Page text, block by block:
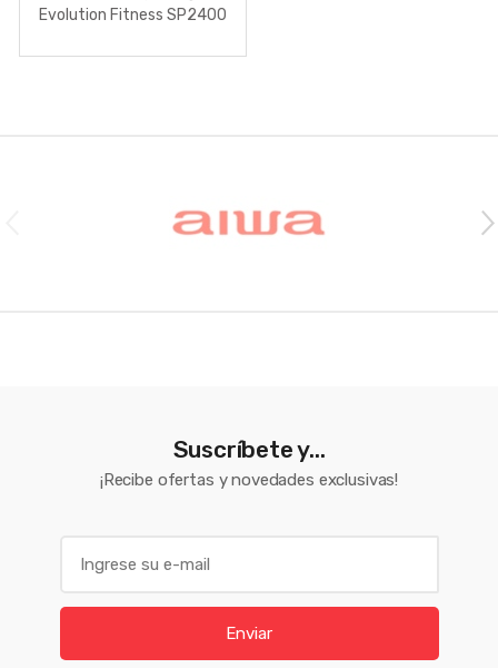
Evolution Fitness SP2400
Suscríbete y...
¡Recibe ofertas y novedades exclusivas!
l
Enviar